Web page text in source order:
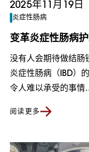
2025年11月19日
炎症性肠病
变革炎症性肠病
没有人会期待做结肠
炎症性肠病（IBD）
令人难以承受的事
阅读更多